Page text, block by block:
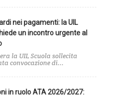
nei pagamenti: la UIL
un incontro urgente al
la UIL Scuola sollecita
convocazione di...
in ruolo ATA 2026/2027: